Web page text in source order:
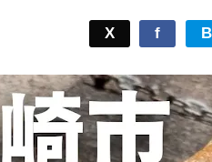
X f